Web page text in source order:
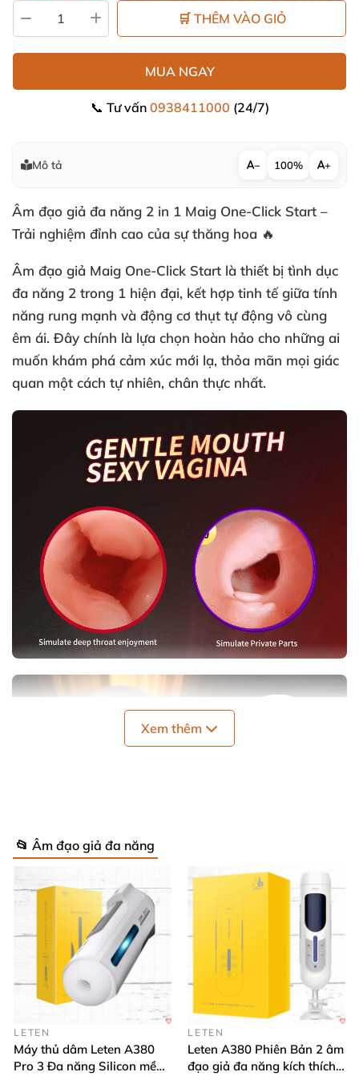
🛒 THÊM VÀO GIỎ
MUA NGAY
📞 Tư vấn 0938411000 (24/7)
Mô tả − 100% +
Âm đạo giả đa năng 2 in 1 Maig One-Click Start –
Trải nghiệm đỉnh cao của sự thăng hoa 🔥
Âm đạo giả Maig One-Click Start là thiết bị tình dục
đa năng 2 trong 1 hiện đại, kết hợp tinh tế giữa tính
năng rung mạnh và động cơ thụt tự động vô cùng
êm ái. Đây chính là lựa chọn hoàn hảo cho những ai
muốn khám phá cảm xúc mới lạ, thỏa mãn mọi giác
quan một cách tự nhiên, chân thực nhất.
Xem thêm
📂 Âm đạo giả đa năng
LETEN
Máy thủ dâm Leten A380
Pro 3 Đa năng Silicon mềm
LETEN
Leten A380 Phiên Bản 2 âm
đạo giả đa năng kích thích